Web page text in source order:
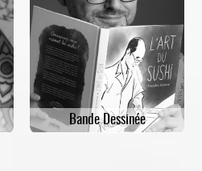
Bande Dessinée